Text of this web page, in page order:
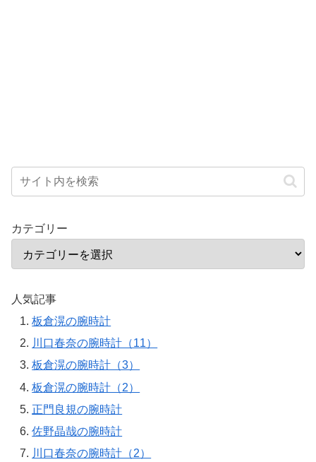
カテゴリー
人気記事
板倉滉の腕時計
川口春奈の腕時計（11）
板倉滉の腕時計（3）
板倉滉の腕時計（2）
正門良規の腕時計
佐野晶哉の腕時計
川口春奈の腕時計（2）